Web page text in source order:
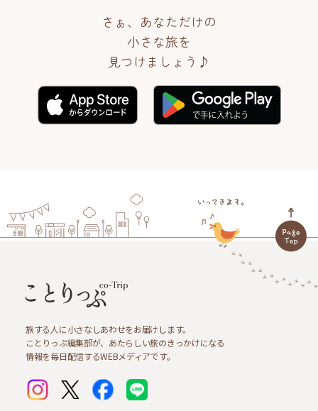
さぁ、あなただけの
小さな旅を
見つけましょう♪
旅する人に小さなしあわせをお届けします。
ことりっぷ編集部が、あたらしい旅のきっかけになる
情報を毎日配信するWEBメディアです。